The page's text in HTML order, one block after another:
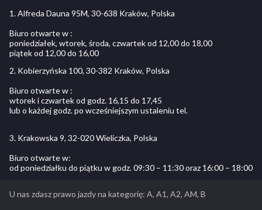
1. Alfreda Dauna 95M, 30-638 Kraków, Polska
Biuro otwarte w :
poniedziałek, wtorek, środa, czwartek od 12,00 do 18,00
piątek od 12,00 do 16,00
2. Kobierzyńska 100, 30-382 Kraków, Polska
Biuro otwarte w :
wtorek i czwartek od godz. 16,15 do 17,45
lub o każdej godz. po wcześniejszym ustaleniu tel.
3. Krakowska 9, 32-020 Wieliczka, Polska
Biuro otwarte w:
od poniedziałku do piątku w godz. 09:30 – 11:30 oraz 16:00 – 18:00
U nas zdasz prawo jazdy na kategorię: A, A1, A2, AM, B